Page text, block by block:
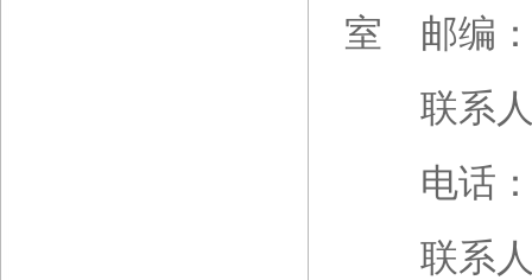
室 邮编
联系人
电话：
联系人